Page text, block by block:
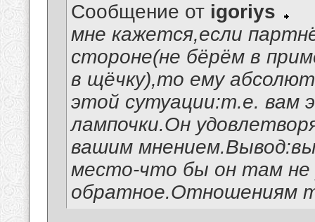
Сообщение от igoriys
мне кажется,если
стороне(не бёрём в
в щёчку),то ему
этой сутуации:т.е. вам
лампочки.Он
вашим
место-что бы он там не
обратное.Отношениям